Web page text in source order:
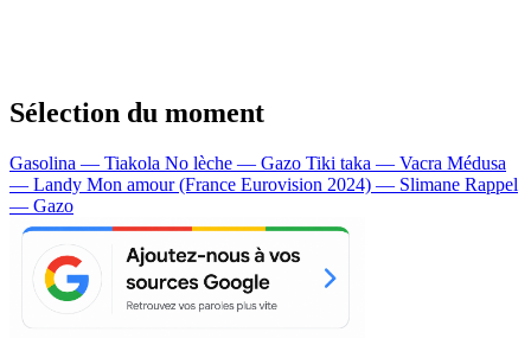
Sélection du moment
Gasolina — Tiakola No lèche — Gazo Tiki taka — Vacra Médusa
— Landy Mon amour (France Eurovision 2024) — Slimane Rappel
— Gazo